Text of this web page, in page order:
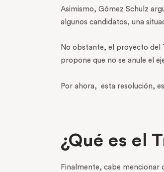
Asimismo, Gómez Schulz
algunos candidatos, una
No obstante, el proyecto del
propone que no se anule el
Por ahora, esta resolución,
¿Qué es el
Finalmente, cabe mencionar